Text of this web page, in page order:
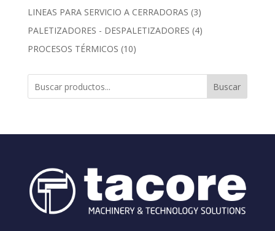
productos
LINEAS PARA SERVICIO A CERRADORAS 33
productos
PALETIZADORES - DESPALETIZADORES 44
PROCESOS TÉRMICOS 1010
Buscar